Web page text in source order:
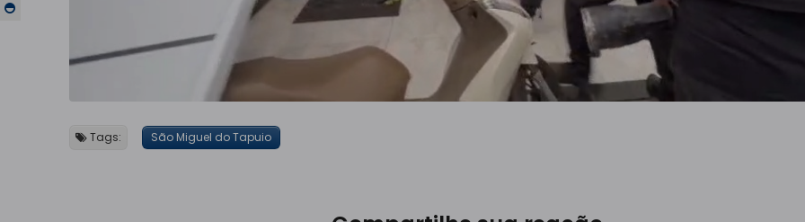
Tags: São Miguel do Tapuio